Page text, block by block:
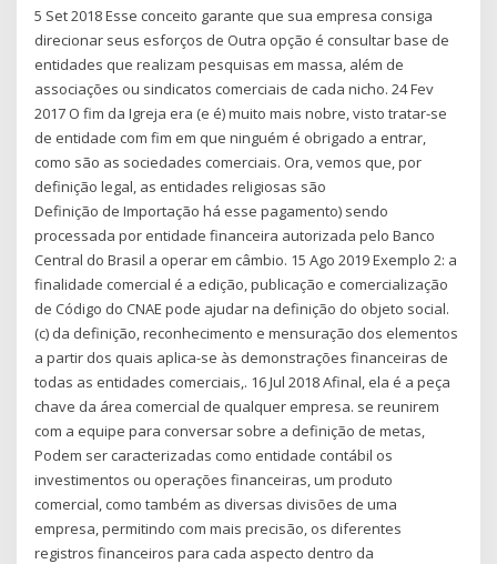
5 Set 2018 Esse conceito garante que sua empresa consiga
direcionar seus esforços de Outra opção é consultar base de
entidades que realizam pesquisas em massa, além de
associações ou sindicatos comerciais de cada nicho. 24 Fev
2017 O fim da Igreja era (e é) muito mais nobre, visto tratar-se
de entidade com fim em que ninguém é obrigado a entrar,
como são as sociedades comerciais. Ora, vemos que, por
definição legal, as entidades religiosas são
Definição de Importação há esse pagamento) sendo
processada por entidade financeira autorizada pelo Banco
Central do Brasil a operar em câmbio. 15 Ago 2019 Exemplo 2: a
finalidade comercial é a edição, publicação e comercialização
de Código do CNAE pode ajudar na definição do objeto social.
(c) da definição, reconhecimento e mensuração dos elementos
a partir dos quais aplica-se às demonstrações financeiras de
todas as entidades comerciais,. 16 Jul 2018 Afinal, ela é a peça
chave da área comercial de qualquer empresa. se reunirem
com a equipe para conversar sobre a definição de metas,
Podem ser caracterizadas como entidade contábil os
investimentos ou operações financeiras, um produto
comercial, como também as diversas divisões de uma
empresa, permitindo com mais precisão, os diferentes
registros financeiros para cada aspecto dentro da